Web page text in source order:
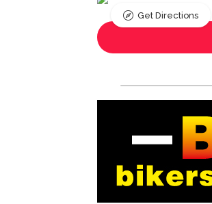
Get Directions